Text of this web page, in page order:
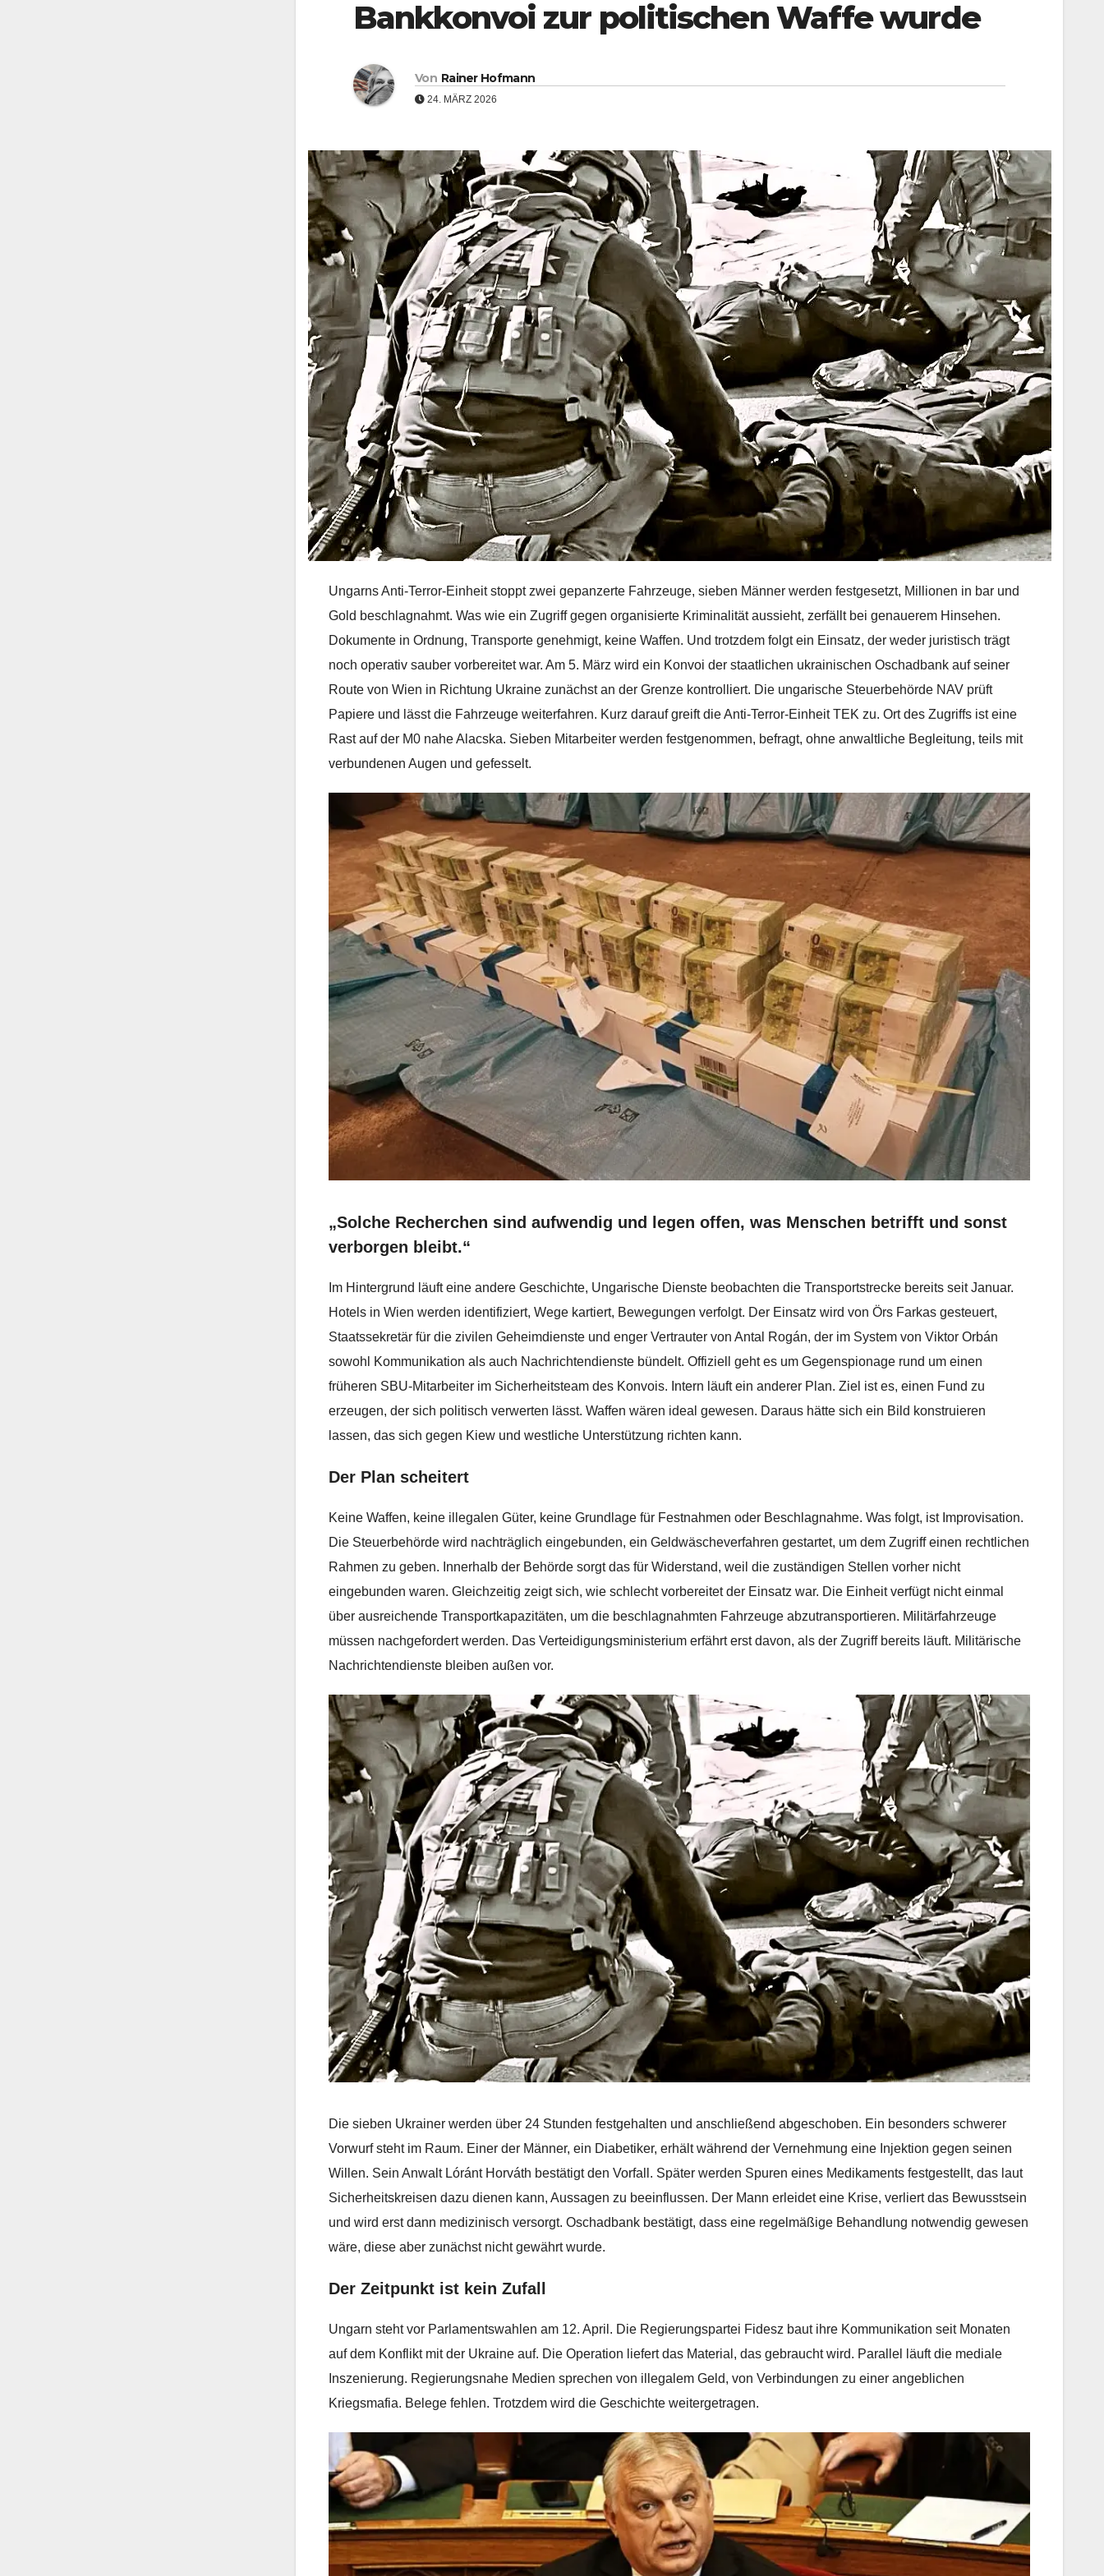
Bankkonvoi zur politischen Waffe wurde
Von Rainer Hofmann
24. MÄRZ 2026
Ungarns Anti-Terror-Einheit stoppt zwei gepanzerte Fahrzeuge, sieben Männer werden festgesetzt, Millionen in bar und
Gold beschlagnahmt. Was wie ein Zugriff gegen organisierte Kriminalität aussieht, zerfällt bei genauerem Hinsehen.
Dokumente in Ordnung, Transporte genehmigt, keine Waffen. Und trotzdem folgt ein Einsatz, der weder juristisch trägt
noch operativ sauber vorbereitet war. Am 5. März wird ein Konvoi der staatlichen ukrainischen Oschadbank auf seiner
Route von Wien in Richtung Ukraine zunächst an der Grenze kontrolliert. Die ungarische Steuerbehörde NAV prüft
Papiere und lässt die Fahrzeuge weiterfahren. Kurz darauf greift die Anti-Terror-Einheit TEK zu. Ort des Zugriffs ist eine
Rast auf der M0 nahe Alacska. Sieben Mitarbeiter werden festgenommen, befragt, ohne anwaltliche Begleitung, teils mit
verbundenen Augen und gefesselt.
„Solche Recherchen sind aufwendig und legen offen, was Menschen betrifft und sonst
verborgen bleibt.“
Im Hintergrund läuft eine andere Geschichte, Ungarische Dienste beobachten die Transportstrecke bereits seit Januar.
Hotels in Wien werden identifiziert, Wege kartiert, Bewegungen verfolgt. Der Einsatz wird von Örs Farkas gesteuert,
Staatssekretär für die zivilen Geheimdienste und enger Vertrauter von Antal Rogán, der im System von Viktor Orbán
sowohl Kommunikation als auch Nachrichtendienste bündelt. Offiziell geht es um Gegenspionage rund um einen
früheren SBU-Mitarbeiter im Sicherheitsteam des Konvois. Intern läuft ein anderer Plan. Ziel ist es, einen Fund zu
erzeugen, der sich politisch verwerten lässt. Waffen wären ideal gewesen. Daraus hätte sich ein Bild konstruieren
lassen, das sich gegen Kiew und westliche Unterstützung richten kann.
Der Plan scheitert
Keine Waffen, keine illegalen Güter, keine Grundlage für Festnahmen oder Beschlagnahme. Was folgt, ist Improvisation.
Die Steuerbehörde wird nachträglich eingebunden, ein Geldwäscheverfahren gestartet, um dem Zugriff einen rechtlichen
Rahmen zu geben. Innerhalb der Behörde sorgt das für Widerstand, weil die zuständigen Stellen vorher nicht
eingebunden waren. Gleichzeitig zeigt sich, wie schlecht vorbereitet der Einsatz war. Die Einheit verfügt nicht einmal
über ausreichende Transportkapazitäten, um die beschlagnahmten Fahrzeuge abzutransportieren. Militärfahrzeuge
müssen nachgefordert werden. Das Verteidigungsministerium erfährt erst davon, als der Zugriff bereits läuft. Militärische
Nachrichtendienste bleiben außen vor.
Die sieben Ukrainer werden über 24 Stunden festgehalten und anschließend abgeschoben. Ein besonders schwerer
Vorwurf steht im Raum. Einer der Männer, ein Diabetiker, erhält während der Vernehmung eine Injektion gegen seinen
Willen. Sein Anwalt Lóránt Horváth bestätigt den Vorfall. Später werden Spuren eines Medikaments festgestellt, das laut
Sicherheitskreisen dazu dienen kann, Aussagen zu beeinflussen. Der Mann erleidet eine Krise, verliert das Bewusstsein
und wird erst dann medizinisch versorgt. Oschadbank bestätigt, dass eine regelmäßige Behandlung notwendig gewesen
wäre, diese aber zunächst nicht gewährt wurde.
Der Zeitpunkt ist kein Zufall
Ungarn steht vor Parlamentswahlen am 12. April. Die Regierungspartei Fidesz baut ihre Kommunikation seit Monaten
auf dem Konflikt mit der Ukraine auf. Die Operation liefert das Material, das gebraucht wird. Parallel läuft die mediale
Inszenierung. Regierungsnahe Medien sprechen von illegalem Geld, von Verbindungen zu einer angeblichen
Kriegsmafia. Belege fehlen. Trotzdem wird die Geschichte weitergetragen.